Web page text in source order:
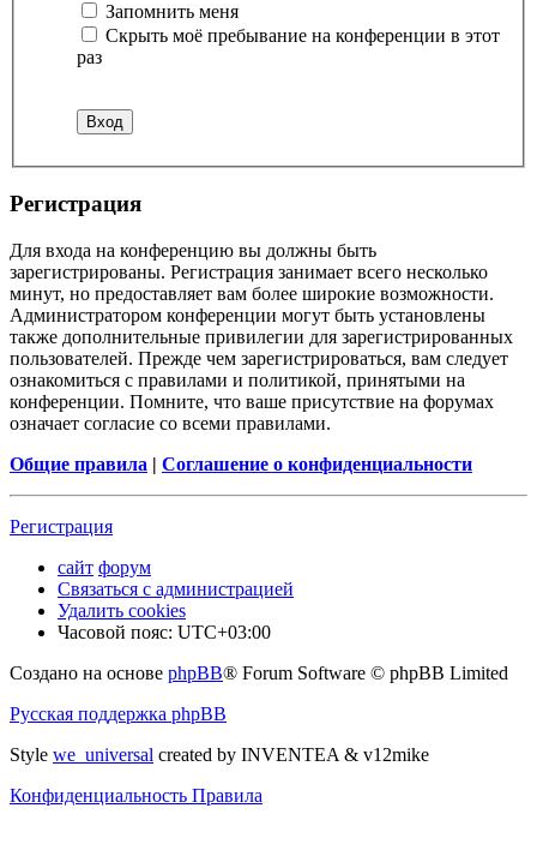
Запомнить меня
Скрыть моё пребывание на конференции в этот
раз
Регистрация
Для входа на конференцию вы должны быть
зарегистрированы. Регистрация занимает всего несколько
минут, но предоставляет вам более широкие возможности.
Администратором конференции могут быть установлены
также дополнительные привилегии для зарегистрированных
пользователей. Прежде чем зарегистрироваться, вам следует
ознакомиться с правилами и политикой, принятыми на
конференции. Помните, что ваше присутствие на форумах
означает согласие со всеми правилами.
Общие правила | Соглашение о конфиденциальности
Регистрация
сайт форум
Связаться с администрацией
Удалить cookies
Часовой пояс: UTC+03:00
Создано на основе phpBB® Forum Software © phpBB Limited
Русская поддержка phpBB
Style we_universal created by INVENTEA & v12mike
Конфиденциальность Правила